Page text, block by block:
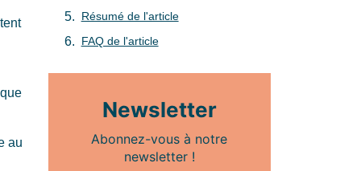
au
Résumé de l'article
FAQ de l'article
Newsletter
Abonnez-vous à notre
newsletter !